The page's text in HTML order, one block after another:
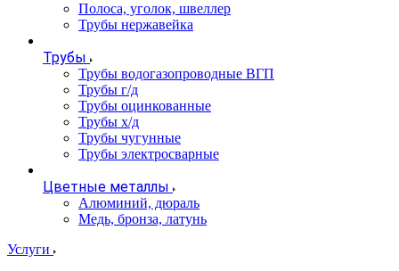
Полоса, уголок, швеллер
Трубы нержавейка
Трубы
Трубы водогазопроводные ВГП
Трубы г/д
Трубы оцинкованные
Трубы х/д
Трубы чугунные
Трубы электросварные
Цветные металлы
Алюминий, дюраль
Медь, бронза, латунь
Услуги